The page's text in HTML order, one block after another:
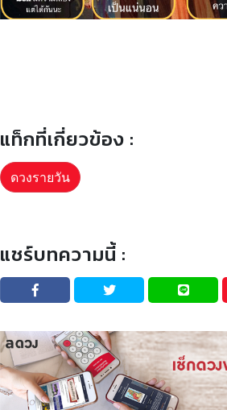
แท็กที่เกี่ยวข้อง :
ดวงรายวัน
แชร์บทความนี้ :